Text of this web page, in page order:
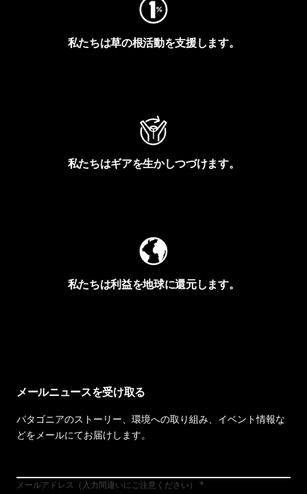
私たちは草の根活動を支援します。
私たちはギアを生かしつづけます。
私たちは利益を地球に還元します。
メールニュースを受け取る
パタゴニアのストーリー、環境への取り組み、イベント情報な
どをメールにてお届けします。
メールアドレス（入力間違いにご注意ください）